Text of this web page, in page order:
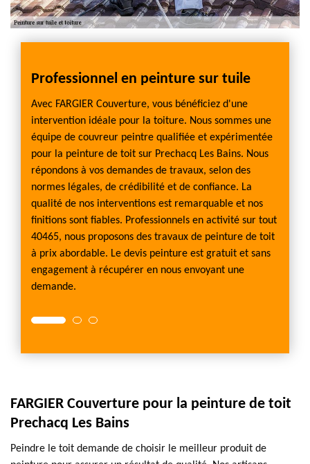
Professionnel en peinture sur tuile
Avec FARGIER Couverture, vous bénéficiez d'une
intervention idéale pour la toiture. Nous sommes une
équipe de couvreur peintre qualifiée et expérimentée
pour la peinture de toit sur Prechacq Les Bains. Nous
répondons à vos demandes de travaux, selon des
normes légales, de crédibilité et de confiance. La
qualité de nos interventions est remarquable et nos
finitions sont fiables. Professionnels en activité sur tout
40465, nous proposons des travaux de peinture de toit
à prix abordable. Le devis peinture est gratuit et sans
engagement à récupérer en nous envoyant une
demande.
FARGIER Couverture pour la peinture de toit
Prechacq Les Bains
Peindre le toit demande de choisir le meilleur produit de